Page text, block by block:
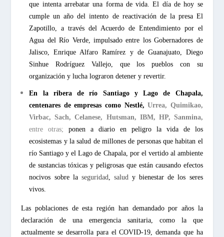
que intenta arrebatar una forma de vida. El día de hoy se
cumple un año del intento de reactivación de la presa El
Zapotillo, a través del Acuerdo de Entendimiento por el
Agua del Río Verde, impulsado entre los Gobernadores de
Jalisco, Enrique Alfaro Ramírez y de Guanajuato, Diego
Sinhue Rodríguez Vallejo, que los pueblos con su
organización y lucha lograron detener y revertir.
En la ribera de río Santiago y Lago de Chapala,
centenares de empresas como Nestlé, Urrea, Quimikao,
Virbac, Sach, Celanese, Hutsman, IBM, HP, Sanmina,
entre otras;ponen a diario en peligro la vida de los
ecosistemas y la salud de millones de personas que habitan el
río Santiago y el Lago de Chapala, por el vertido al ambiente
de sustancias tóxicas y peligrosas que están causando efectos
nocivos sobre la seguridad, saludy bienestar de los seres
vivos.
Las poblaciones de esta región han demandado por años la
declaración de una emergencia sanitaria, como la que
actualmente se desarrolla para el COVID-19, demanda que ha